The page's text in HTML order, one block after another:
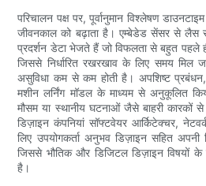
परिचालन पक्ष पर, पूर्वानुमान विश्लेषण
जीवनकाल को बढ़ाता है। एम्बेडेड सेंसर से लैस
प्रदर्शन डेटा भेजते हैं जो विफलता से बहुत पहले
जिससे निर्धारित रखरखाव के लिए समय मिल
असुविधा कम से कम होती है। अपशिष्ट
मशीन लर्निंग मॉडल के माध्यम से अनुकूलित
मौसम या स्थानीय घटनाओं जैसे बाहरी कारकों
डिज़ाइन कंपनियां सॉफ्टवेयर आर्किटेक्चर,
लिए उपयोगकर्ता अनुभव डिज़ाइन सहित अपनी
जिससे भौतिक और डिजिटल डिज़ाइन विषयों के
है।